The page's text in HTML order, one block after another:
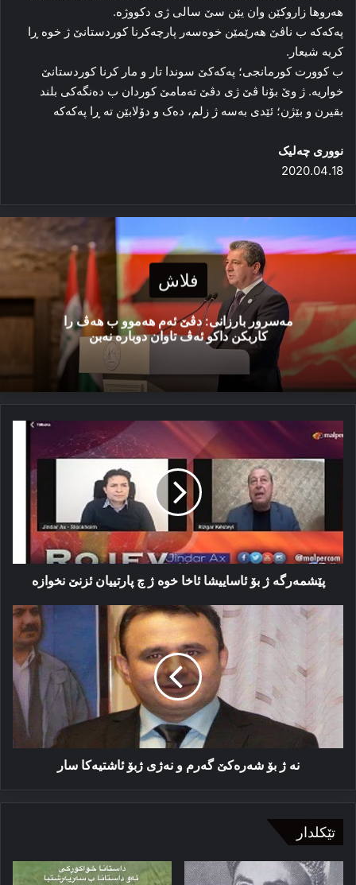
هه‌روها زاروکێن وان یێن سێ سالی ژی دکووژه‌.
پەکەکە ب ناڤێ هه‌رێمێن خوه‌سه‌ر پارچه‌کرنا کوردستانێ ژ خوه‌ ڕا
کریه‌ شیعار.
ب کوورت کورمانجی؛ پەکەکێ سوندا تار و مار کرنا کوردستانێ
خواریه‌. ژ وێ بۆنا ڤێ ژی دڤێ ته‌مامێ کوردان ب ده‌نگه‌کی بلند
بقیرن و بێژن؛ ئێدی به‌سه‌ ژ زلم، ده‌ک و دۆلابێن ته‌ ڕا پەکەکە
نووری چه‌لیک
2020.04.18
فلاش
مەسرور بارزانی: دڤێ ئەم هەموو ب هەڤ را
کاربکن داکو ئەڤ تاوان دوبارە نەبن
پێشمه‌رگه‌
ژ
بۆ
ئاساییشا
ئاخا
خوه‌
ژ
چ
پارتییان
ئزنێ
نخوازە
پێشمه‌رگه‌ ژ بۆ ئاساییشا ئاخا خوه‌ ژ چ پارتییان ئزنێ نخوازە
نە
بۆ
شەرەکێ
گەرم
و
ئاشتیەکا
نە ژ بۆ شەرەکێ گەرم و نەژی ژبۆ ئاشتیەکا سار
تێکلدار